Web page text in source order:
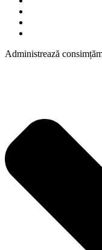
Administrează